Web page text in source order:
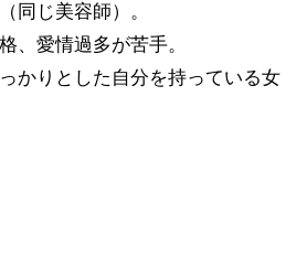
同じ美容師）。
、愛情過多が苦手。
かりとした自分を持っている女